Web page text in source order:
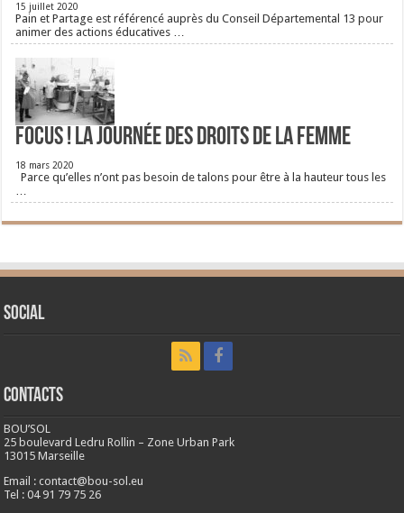
15 juillet 2020
Pain et Partage est référencé auprès du Conseil Départemental 13 pour
animer des actions éducatives …
FOCUS ! La journée des droits de la femme
18 mars 2020
Parce qu’elles n’ont pas besoin de talons pour être à la hauteur tous les
…
Social
CONTACTS
BOU’SOL
25 boulevard Ledru Rollin – Zone Urban Park
13015 Marseille
Email : contact@bou-sol.eu
Tel : 04 91 79 75 26